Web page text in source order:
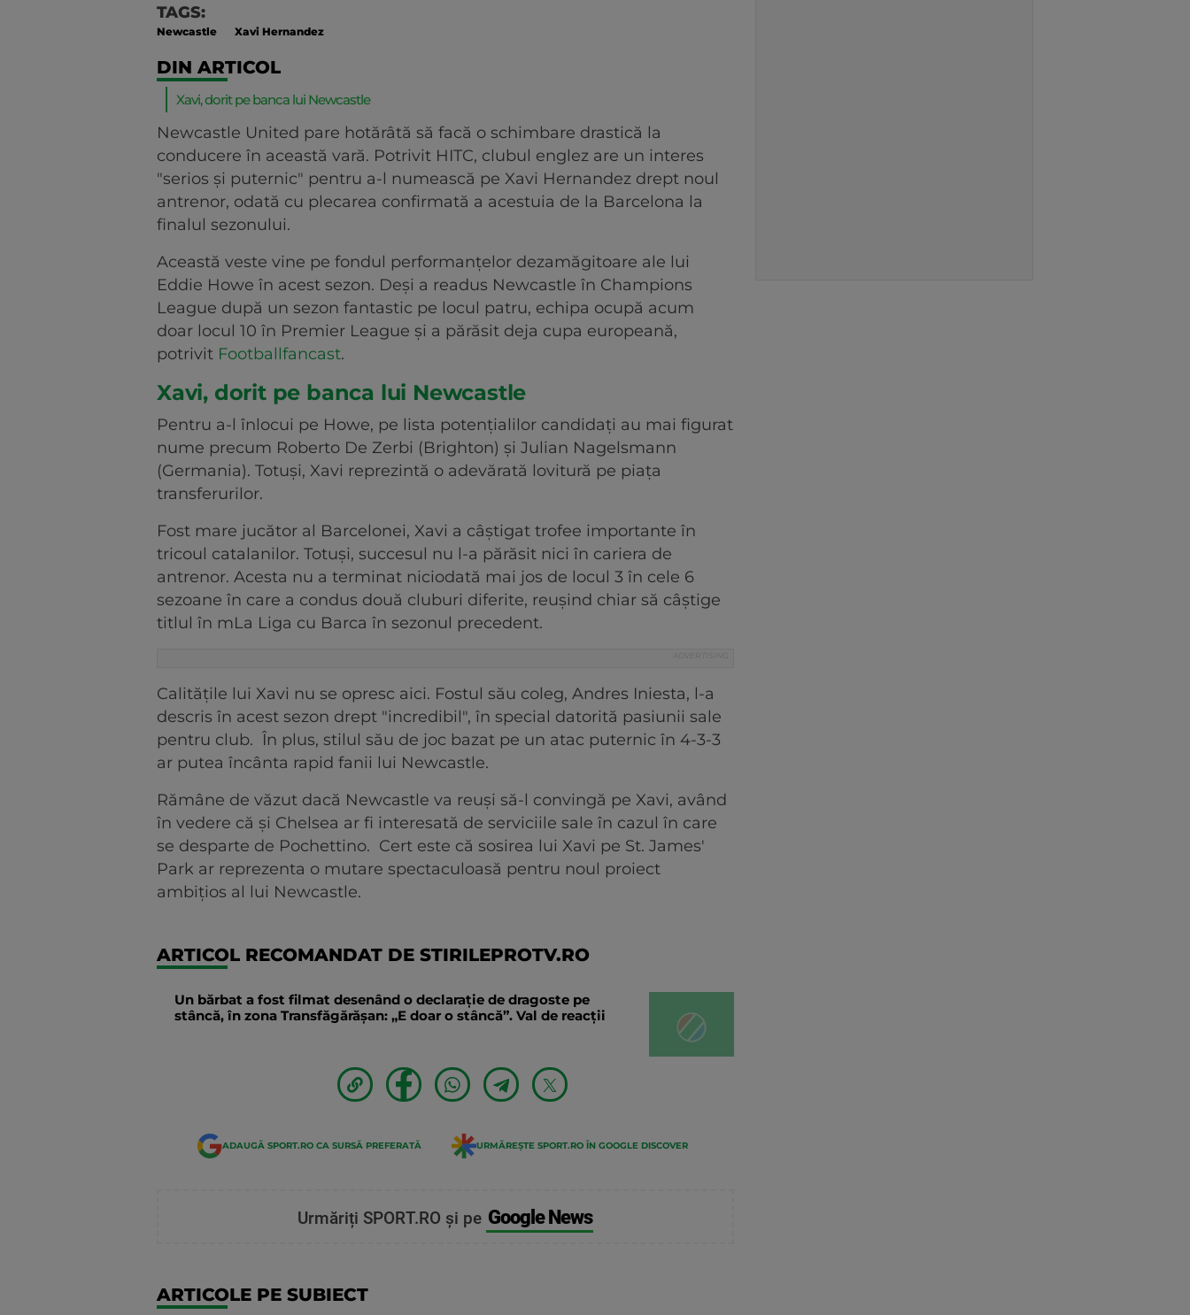
TAGS:
Newcastle Xavi Hernandez
DIN ARTICOL
Xavi, dorit pe banca lui Newcastle
Newcastle United pare hotărâtă să facă o schimbare drastică la
conducere în această vară. Potrivit HITC, clubul englez are un interes
"serios și puternic" pentru a-l numească pe Xavi Hernandez drept noul
antrenor, odată cu plecarea confirmată a acestuia de la Barcelona la
finalul sezonului.
Această veste vine pe fondul performanțelor dezamăgitoare ale lui
Eddie Howe în acest sezon. Deși a readus Newcastle în Champions
League după un sezon fantastic pe locul patru, echipa ocupă acum
doar locul 10 în Premier League și a părăsit deja cupa europeană,
potrivit Footballfancast.
Xavi, dorit pe banca lui Newcastle
Pentru a-l înlocui pe Howe, pe lista potențialilor candidați au mai figurat
nume precum Roberto De Zerbi (Brighton) și Julian Nagelsmann
(Germania). Totuși, Xavi reprezintă o adevărată lovitură pe piața
transferurilor.
Fost mare jucător al Barcelonei, Xavi a câștigat trofee importante în
tricoul catalanilor. Totuși, succesul nu l-a părăsit nici în cariera de
antrenor. Acesta nu a terminat niciodată mai jos de locul 3 în cele 6
sezoane în care a condus două cluburi diferite, reușind chiar să câștige
titlul în mLa Liga cu Barca în sezonul precedent.
Calitățile lui Xavi nu se opresc aici. Fostul său coleg, Andres Iniesta, l-a
descris în acest sezon drept "incredibil", în special datorită pasiunii sale
pentru club. În plus, stilul său de joc bazat pe un atac puternic în 4-3-3
ar putea încânta rapid fanii lui Newcastle.
Rămâne de văzut dacă Newcastle va reuși să-l convingă pe Xavi, având
în vedere că și Chelsea ar fi interesată de serviciile sale în cazul în care
se desparte de Pochettino. Cert este că sosirea lui Xavi pe St. James'
Park ar reprezenta o mutare spectaculoasă pentru noul proiect
ambițios al lui Newcastle.
ARTICOL RECOMANDAT DE STIRILEPROTV.RO
Un bărbat a fost filmat desenând o declaraţie de dragoste pe
stâncă, în zona Transfăgărăşan: „E doar o stâncă”. Val de reacții
ADAUGĂ SPORT.RO CA SURSĂ PREFERATĂ URMĂREȘTE SPORT.RO ÎN GOOGLE DISCOVER
Urmăriți SPORT.RO și pe Google News
ARTICOLE PE SUBIECT